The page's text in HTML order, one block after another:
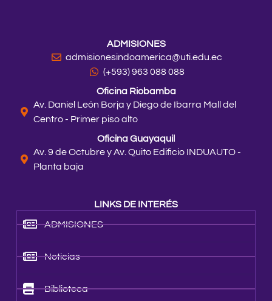
LINKS DE INTERÉS
ADMISIONES
Noticias
Biblioteca
ADMISIONES
admisionesindoamerica@uti.edu.ec
(+593) 963 088 088
Oficina Riobamba
Av. Daniel León Borja y Diego de Ibarra Mall del
Centro - Primer piso alto
Oficina Guayaquil
Av. 9 de Octubre y Av. Quito Edificio INDUAUTO -
Planta baja